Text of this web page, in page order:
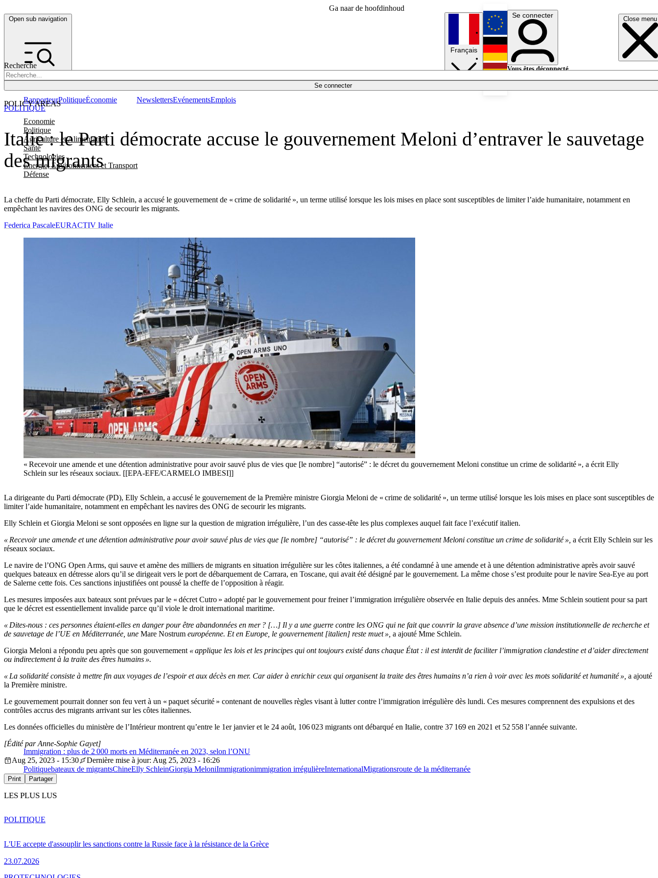
Ga naar de hoofdinhoud
Open sub navigation Close menu
Recherche
Se connecter
POLICY AREAS
Economie
Politique
Agriculture et Alimentation
Santé
Technologies
Energie, Environnement et Transport
Défense
RapporteurPolitiqueÉconomie NewslettersEvénementsEmplois
Français
English
Deutsch
Se connecter
Vous êtes déconnecté.
Italie : le Parti démocrate accuse le gouvernement Meloni d’entraver le sauvetage
des migrants
La cheffe du Parti démocrate, Elly Schlein, a accusé le gouvernement de « crime de solidarité », un terme utilisé lorsque les lois mises en place sont susceptibles de limiter l’aide humanitaire, notamment en
empêchant les navires des ONG de secourir les migrants.
POLITIQUE
Federica PascaleEURACTIV Italie
« Recevoir une amende et une détention administrative pour avoir sauvé plus de vies que [le nombre] “autorisé” : le décret du gouvernement Meloni constitue un crime de solidarité », a écrit Elly
Schlein sur les réseaux sociaux. [[EPA-EFE/CARMELO IMBESI]]
La dirigeante du Parti démocrate (PD), Elly Schlein, a accusé le gouvernement de la Première ministre Giorgia Meloni de « crime de solidarité », un terme utilisé lorsque les lois mises en place sont susceptibles de
limiter l’aide humanitaire, notamment en empêchant les navires des ONG de secourir les migrants.
Elly Schlein et Giorgia Meloni se sont opposées en ligne sur la question de migration irrégulière, l’un des casse-tête les plus complexes auquel fait face l’exécutif italien.
« Recevoir une amende et une détention administrative pour avoir sauvé plus de vies que [le nombre] “autorisé” : le décret du gouvernement Meloni constitue un crime de solidarité », a écrit Elly Schlein sur les
réseaux sociaux.
Le navire de l’ONG Open Arms, qui sauve et amène des milliers de migrants en situation irrégulière sur les côtes italiennes, a été condamné à une amende et à une détention administrative après avoir sauvé
quelques bateaux en détresse alors qu’il se dirigeait vers le port de débarquement de Carrara, en Toscane, qui avait été désigné par le gouvernement. La même chose s’est produite pour le navire Sea-Eye au port
de Salerne cette fois. Ces sanctions injustifiées ont poussé la cheffe de l’opposition à réagir.
Les mesures imposées aux bateaux sont prévues par le « décret Cutro » adopté par le gouvernement pour freiner l’immigration irrégulière observée en Italie depuis des années. Mme Schlein soutient pour sa part
que le décret est essentiellement invalide parce qu’il viole le droit international maritime.
« Dites-nous : ces personnes étaient-elles en danger pour être abandonnées en mer ? […] Il y a une guerre contre les ONG qui ne fait que couvrir la grave absence d’une mission institutionnelle de recherche et
de sauvetage de l’UE en Méditerranée, une Mare Nostrum européenne. Et en Europe, le gouvernement [italien] reste muet », a ajouté Mme Schlein.
Giorgia Meloni a répondu peu après que son gouvernement « applique les lois et les principes qui ont toujours existé dans chaque État : il est interdit de faciliter l’immigration clandestine et d’aider directement
ou indirectement à la traite des êtres humains ».
« La solidarité consiste à mettre fin aux voyages de l’espoir et aux décès en mer. Car aider à enrichir ceux qui organisent la traite des êtres humains n’a rien à voir avec les mots solidarité et humanité », a ajouté
la Première ministre.
Le gouvernement pourrait donner son feu vert à un « paquet sécurité » contenant de nouvelles règles visant à lutter contre l’immigration irrégulière dès lundi. Ces mesures comprennent des expulsions et des
contrôles accrus des migrants arrivant sur les côtes italiennes.
Les données officielles du ministère de l’Intérieur montrent qu’entre le 1er janvier et le 24 août, 106 023 migrants ont débarqué en Italie, contre 37 169 en 2021 et 52 558 l’année suivante.
Immigration : plus de 2 000 morts en Méditerranée en 2023, selon l’ONU
[Édité par Anne-Sophie Gayet]
Aug 25, 2023 - 15:30
Dernière mise à jour: Aug 25, 2023 - 16:26
Politiquebateaux de migrantsChineElly SchleinGiorgia MeloniImmigrationimmigration irrégulièreInternationalMigrationsroute de la méditerranée
Print Partager
LES PLUS LUS
L'UE accepte d'assouplir les sanctions contre la Russie face à la résistance de la Grèce
23.07.2026
POLITIQUE